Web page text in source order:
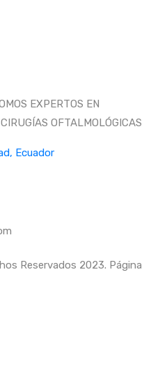
EXPERTOS EN
OFTALMOLÓGICAS
Ecuador
Reservados 2023. Página